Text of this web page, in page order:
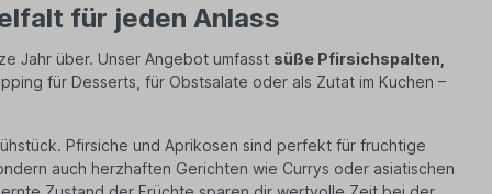
für jeden Anlass
Jahr über. Unser Angebot umfasst süße Pfirsichspalten,
für Desserts, für Obstsalate oder als Zutat im Kuchen –
Pfirsiche und Aprikosen sind perfekt für fruchtige
auch herzhaften Gerichten wie Currys oder asiatischen